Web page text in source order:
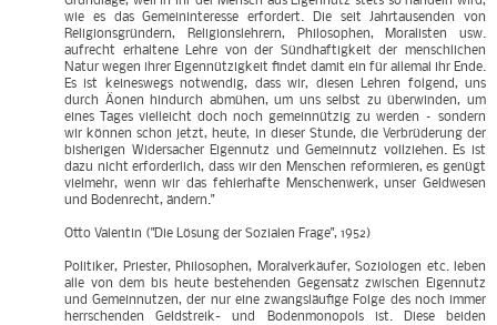
wie es das Gemeininteresse erfordert. Die seit Jahrtausenden von
Religionsgründern, Religionslehrern, Philosophen, Moralisten usw.
aufrecht erhaltene Lehre von der Sündhaftigkeit der menschlichen
Natur wegen ihrer Eigennützigkeit findet damit ein für allemal ihr Ende.
Es ist keineswegs notwendig, dass wir, diesen Lehren folgend, uns
durch Äonen hindurch abmühen, um uns selbst zu überwinden, um
eines Tages vielleicht doch noch gemeinnützig zu werden – sondern
wir können schon jetzt, heute, in dieser Stunde, die Verbrüderung der
bisherigen Widersacher Eigennutz und Gemeinnutz vollziehen. Es ist
dazu nicht erforderlich, dass wir den Menschen reformieren, es genügt
vielmehr, wenn wir das fehlerhafte Menschenwerk, unser Geldwesen
und Bodenrecht, ändern."
Otto Valentin ("Die Lösung der Sozialen Frage", 1952)
Politiker, Priester, Philosophen, Moralverkäufer, Soziologen etc. leben
alle von dem bis heute bestehenden Gegensatz zwischen Eigennutz
und Gemeinnutzen, der nur eine zwangsläufige Folge des noch immer
herrschenden Geldstreik- und Bodenmonopols ist. Diese beiden